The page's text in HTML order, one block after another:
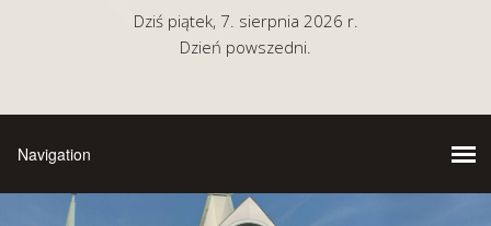
Dziś piątek, 7. sierpnia 2026 r.
Dzień powszedni.